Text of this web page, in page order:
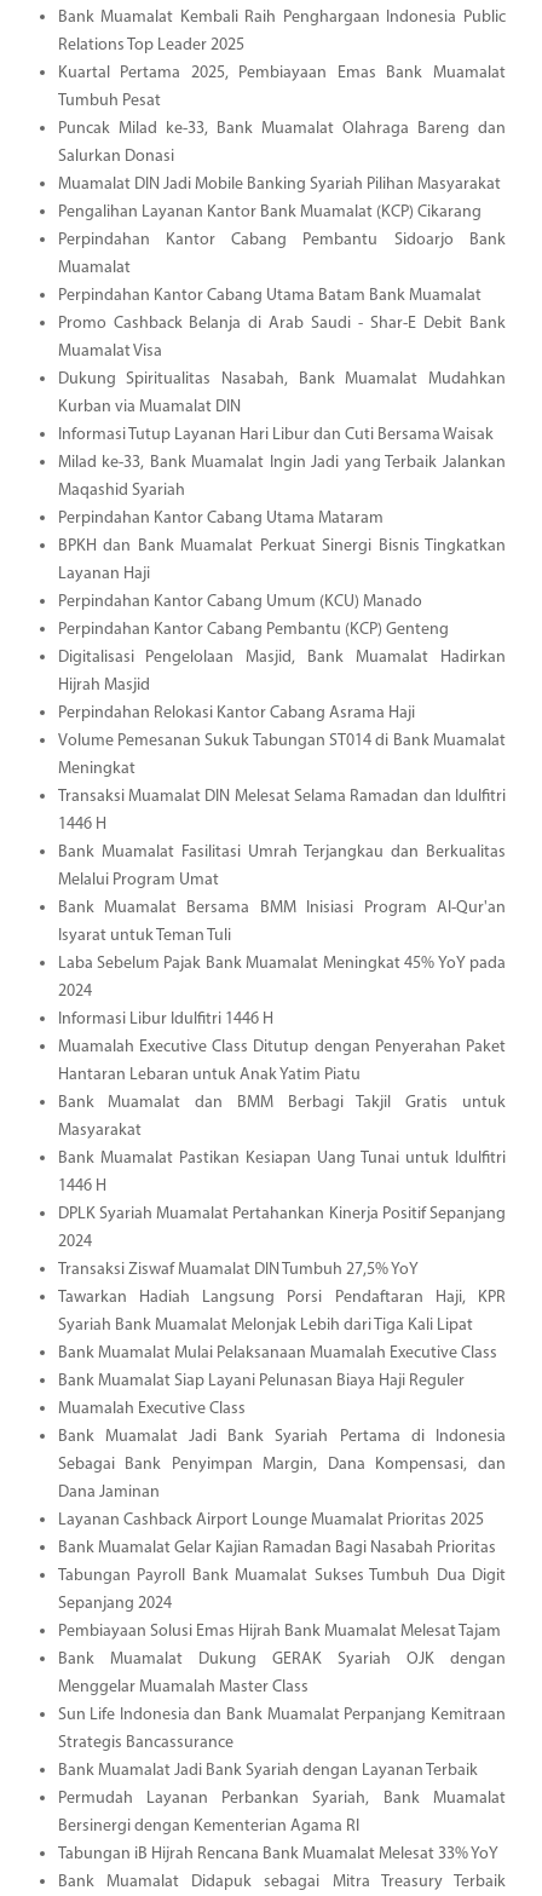
Bank Muamalat Kembali Raih Penghargaan Indonesia Public
Relations Top Leader 2025
Kuartal Pertama 2025, Pembiayaan Emas Bank Muamalat
Tumbuh Pesat
Puncak Milad ke-33, Bank Muamalat Olahraga Bareng dan
Salurkan Donasi
Muamalat DIN Jadi Mobile Banking Syariah Pilihan Masyarakat
Pengalihan Layanan Kantor Bank Muamalat (KCP) Cikarang
Perpindahan Kantor Cabang Pembantu Sidoarjo Bank
Muamalat
Perpindahan Kantor Cabang Utama Batam Bank Muamalat
Promo Cashback Belanja di Arab Saudi - Shar-E Debit Bank
Muamalat Visa
Dukung Spiritualitas Nasabah, Bank Muamalat Mudahkan
Kurban via Muamalat DIN
Informasi Tutup Layanan Hari Libur dan Cuti Bersama Waisak
Milad ke-33, Bank Muamalat Ingin Jadi yang Terbaik Jalankan
Maqashid Syariah
Perpindahan Kantor Cabang Utama Mataram
BPKH dan Bank Muamalat Perkuat Sinergi Bisnis Tingkatkan
Layanan Haji
Perpindahan Kantor Cabang Umum (KCU) Manado
Perpindahan Kantor Cabang Pembantu (KCP) Genteng
Digitalisasi Pengelolaan Masjid, Bank Muamalat Hadirkan
Hijrah Masjid
Perpindahan Relokasi Kantor Cabang Asrama Haji
Volume Pemesanan Sukuk Tabungan ST014 di Bank Muamalat
Meningkat
Transaksi Muamalat DIN Melesat Selama Ramadan dan Idulfitri
1446 H
Bank Muamalat Fasilitasi Umrah Terjangkau dan Berkualitas
Melalui Program Umat
Bank Muamalat Bersama BMM Inisiasi Program Al-Qur'an
Isyarat untuk Teman Tuli
Laba Sebelum Pajak Bank Muamalat Meningkat 45% YoY pada
2024
Informasi Libur Idulfitri 1446 H
Muamalah Executive Class Ditutup dengan Penyerahan Paket
Hantaran Lebaran untuk Anak Yatim Piatu
Bank Muamalat dan BMM Berbagi Takjil Gratis untuk
Masyarakat
Bank Muamalat Pastikan Kesiapan Uang Tunai untuk Idulfitri
1446 H
DPLK Syariah Muamalat Pertahankan Kinerja Positif Sepanjang
2024
Transaksi Ziswaf Muamalat DIN Tumbuh 27,5% YoY
Tawarkan Hadiah Langsung Porsi Pendaftaran Haji, KPR
Syariah Bank Muamalat Melonjak Lebih dari Tiga Kali Lipat
Bank Muamalat Mulai Pelaksanaan Muamalah Executive Class
Bank Muamalat Siap Layani Pelunasan Biaya Haji Reguler
Muamalah Executive Class
Bank Muamalat Jadi Bank Syariah Pertama di Indonesia
Sebagai Bank Penyimpan Margin, Dana Kompensasi, dan
Dana Jaminan
Layanan Cashback Airport Lounge Muamalat Prioritas 2025
Bank Muamalat Gelar Kajian Ramadan Bagi Nasabah Prioritas
Tabungan Payroll Bank Muamalat Sukses Tumbuh Dua Digit
Sepanjang 2024
Pembiayaan Solusi Emas Hijrah Bank Muamalat Melesat Tajam
Bank Muamalat Dukung GERAK Syariah OJK dengan
Menggelar Muamalah Master Class
Sun Life Indonesia dan Bank Muamalat Perpanjang Kemitraan
Strategis Bancassurance
Bank Muamalat Jadi Bank Syariah dengan Layanan Terbaik
Permudah Layanan Perbankan Syariah, Bank Muamalat
Bersinergi dengan Kementerian Agama RI
Tabungan iB Hijrah Rencana Bank Muamalat Melesat 33% YoY
Bank Muamalat Didapuk sebagai Mitra Treasury Terbaik